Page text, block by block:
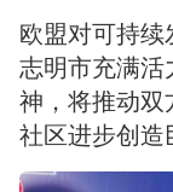
欧盟对可持
志明市充满活
神，将推动双
社区进步创造